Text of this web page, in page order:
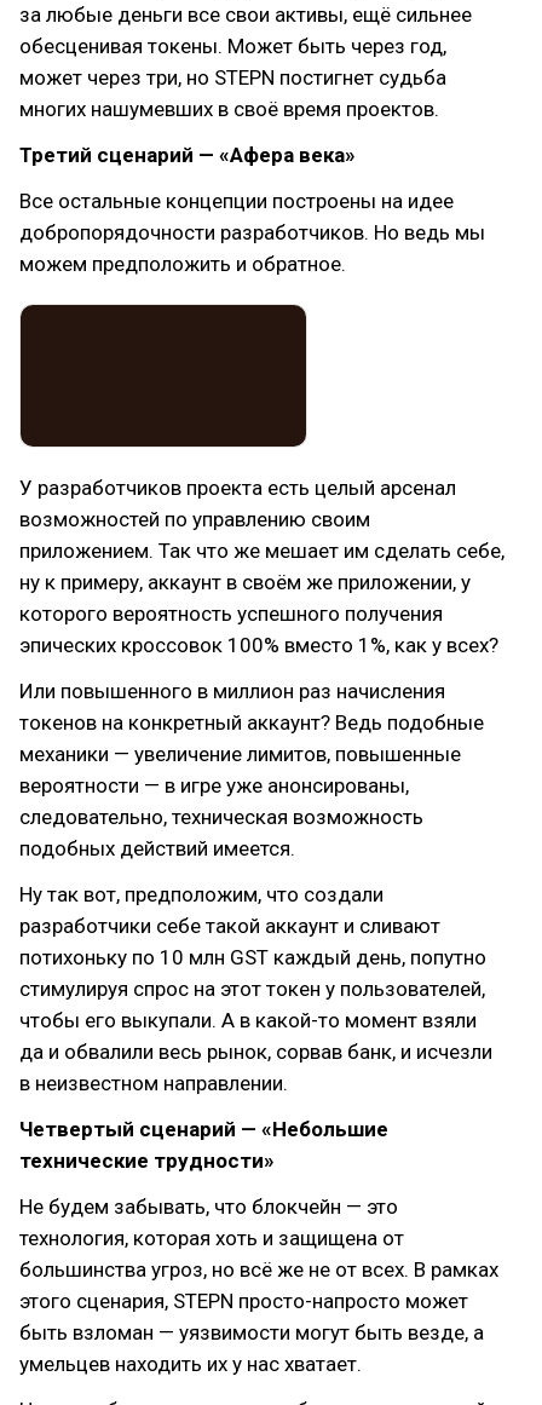
за любые деньги все свои активы, ещё сильнее
обесценивая токены. Может быть через год,
может через три, но STEPN постигнет судьба
многих нашумевших в своё время проектов.
Третий сценарий — «Афера века»
Все остальные концепции построены на идее
добропорядочности разработчиков. Но ведь мы
можем предположить и обратное.
У разработчиков проекта есть целый арсенал
возможностей по управлению своим
приложением. Так что же мешает им сделать себе,
ну к примеру, аккаунт в своём же приложении, у
которого вероятность успешного получения
эпических кроссовок 100% вместо 1%, как у всех?
Или повышенного в миллион раз начисления
токенов на конкретный аккаунт? Ведь подобные
механики — увеличение лимитов, повышенные
вероятности — в игре уже анонсированы,
следовательно, техническая возможность
подобных действий имеется.
Ну так вот, предположим, что создали
разработчики себе такой аккаунт и сливают
потихоньку по 10 млн GST каждый день, попутно
стимулируя спрос на этот токен у пользователей,
чтобы его выкупали. А в какой-то момент взяли
да и обвалили весь рынок, сорвав банк, и исчезли
в неизвестном направлении.
Четвертый сценарий — «Небольшие
технические трудности»
Не будем забывать, что блокчейн — это
технология, которая хоть и защищена от
большинства угроз, но всё же не от всех. В рамках
этого сценария, STEPN просто-напросто может
быть взломан — уязвимости могут быть везде, а
умельцев находить их у нас хватает.